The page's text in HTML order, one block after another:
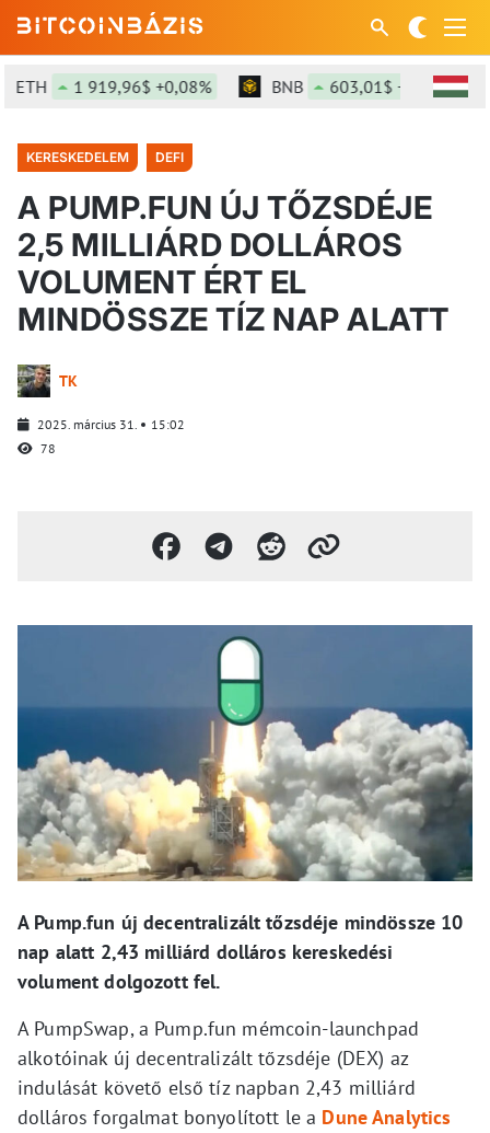
1 919,96$ +0,08% BNB 603,01$ +1,44%
KERESKEDELEM DEFI
A PUMP.FUN ÚJ TŐZSDÉJE
2,5 MILLIÁRD DOLLÁROS
VOLUMENT ÉRT EL
MINDÖSSZE TÍZ NAP ALATT
TK
2025. március 31.
15:02
78
A Pump.fun új decentralizált tőzsdéje mindössze 10
nap alatt 2,43 milliárd dolláros kereskedési
volument dolgozott fel.
A PumpSwap, a Pump.fun mémcoin-launchpad
alkotóinak új decentralizált tőzsdéje (DEX) az
indulását követő első tíz napban 2,43 milliárd
dolláros forgalmat bonyolított le a Dune Analytics